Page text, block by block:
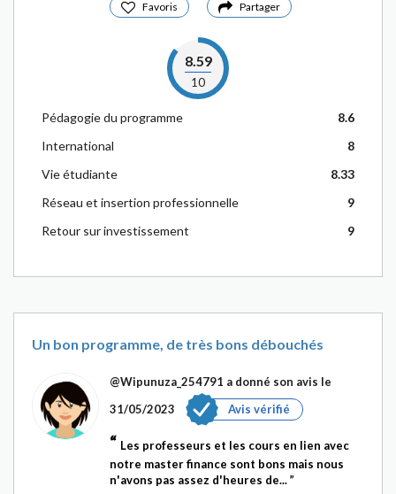
Favoris Partager
8.59
10
Pédagogie du programme
8.6
International
8
Vie étudiante
8.33
Réseau et insertion professionnelle
9
Retour sur investissement
9
Un bon programme, de très bons débouchés
@Wipunuza_254791 a donné son avis le
31/05/2023
Avis vérifié
Les professeurs et les cours en lien avec
notre master finance sont bons mais nous
n'avons pas assez d'heures de...